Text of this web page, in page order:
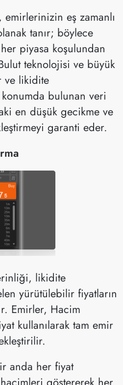
emirlerinizin eş zamanlı
tanır; böylece
piyasa koşulundan
teknolojisi ve büyük
ve likidite
konumda bulunan veri
en düşük gecikme ve
garanti eder.
likidite
yürütülebilir fiyatların
Emirler, Hacim
kullanılarak tam emir
anda her fiyat
göstererek her